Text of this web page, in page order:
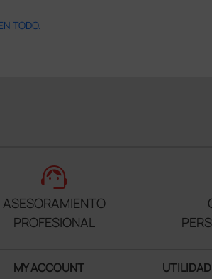
TODO.
support_agent
ASESORAMIENTO
PROFESIONAL
MY ACCOUNT UTILIDAD